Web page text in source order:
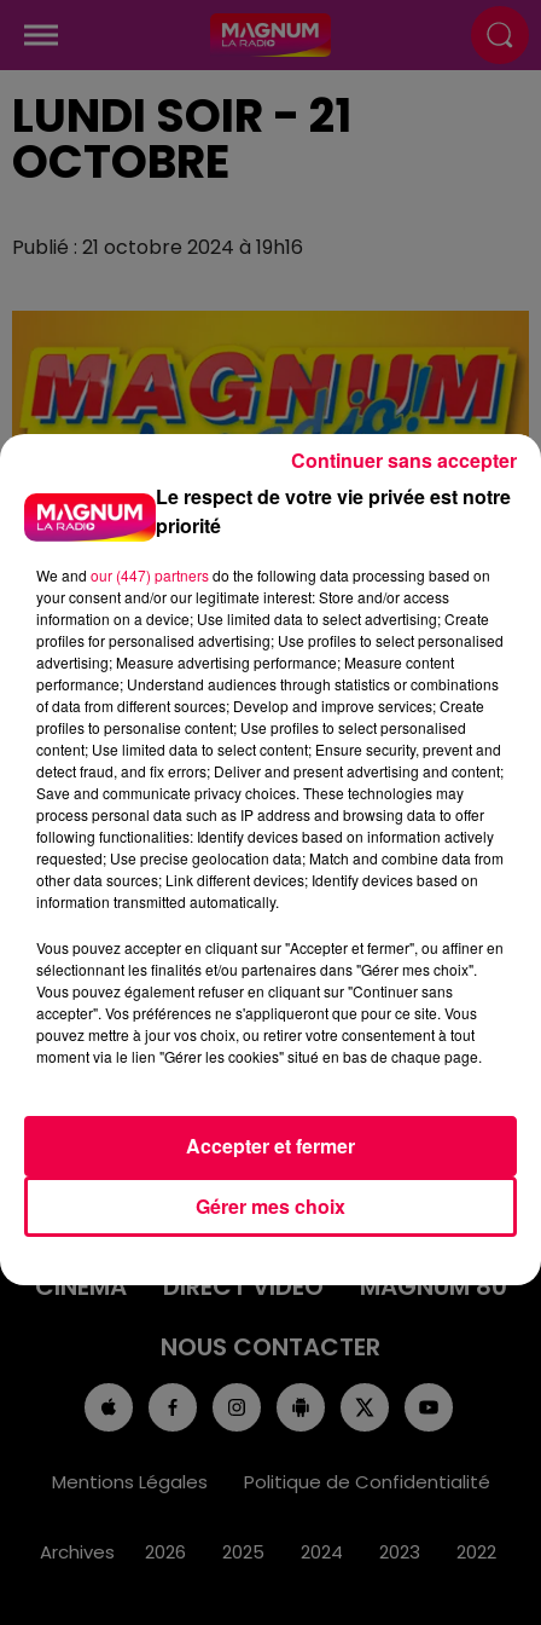
LUNDI SOIR - 21
OCTOBRE
Publié : 21 octobre 2024 à 19h16
Flash infos
Crédit :Flash infos
INFOS
AGENDA
JEUX
PODCASTS
CINÉMA
DIRECT VIDÉO
MAGNUM 80
NOUS CONTACTER
Mentions Légales Politique de Confidentialité
Archives 2026 2025 2024 2023 2022
Le respect de votre vie privée est notre
priorité
We and our (447) partnersdo the following data processing based on
your consent and/or our legitimate interest: Store and/or access
information on a device; Use limited data to select advertising; Create
profiles for personalised advertising; Use profiles to select personalised
advertising; Measure advertising performance; Measure content
performance; Understand audiences through statistics or combinations
of data from different sources; Develop and improve services; Create
profiles to personalise content; Use profiles to select personalised
content; Use limited data to select content; Ensure security, prevent and
detect fraud, and fix errors; Deliver and present advertising and content;
Save and communicate privacy choices. These technologies may
process personal data such as IP address and browsing data to offer
following functionalities: Identify devices based on information actively
requested; Use precise geolocation data; Match and combine data from
other data sources; Link different devices; Identify devices based on
information transmitted automatically.
Vous pouvez accepter en cliquant sur "Accepter et fermer", ou affiner en
sélectionnant les finalités et/ou partenaires dans "Gérer mes choix".
Vous pouvez également refuser en cliquant sur "Continuer sans
accepter". Vos préférences ne s'appliqueront que pour ce site. Vous
pouvez mettre à jour vos choix, ou retirer votre consentement à tout
moment via le lien "Gérer les cookies" situé en bas de chaque page.
Gérer mes choix
Accepter et fermer
Continuer sans accepter